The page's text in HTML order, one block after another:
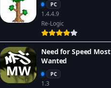
PC
1.4.4.9
Re-Logic
Need for Speed Most
Wanted
PC
1.3